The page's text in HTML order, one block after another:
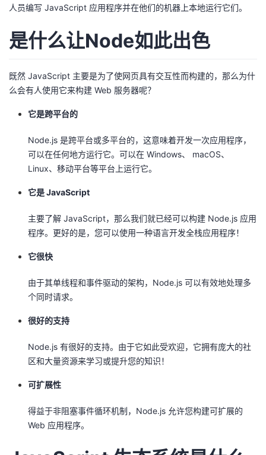
客
论
坛
的
圈
我
的
播
我
活
动
的
关
注
开
的
程
我
认
证
的
实
我
的
的
Programs
我
技
支
的
声
人员编写 JavaScript 应用程序并在他们的机器上本地运行它们。
是什么让Node如此出色
既然 JavaScript 主要是为了使网页具有交互性而构建的，那么为什
么会有人使用它来构建 Web 服务器呢？
它是跨平台的
Node.js 是跨平台或多平台的，这意味着开发一次应用程序，
可以在任何地方运行它。可以在 Windows、 macOS、
Linux、移动平台等平台上运行它。
它是 JavaScript
主要了解 JavaScript，那么我们就已经可以构建 Node.js 应用
程序。更好的是，您可以使用一种语言开发全栈应用程序！
它很快
由于其单线程和事件驱动的架构，Node.js 可以有效地处理多
个同时请求。
很好的支持
Node.js 有很好的支持。由于它如此受欢迎，它拥有庞大的社
区和大量资源来学习或提升您的知识！
可扩展性
得益于非阻塞事件循环机制，Node.js 允许您构建可扩展的
Web 应用程序。